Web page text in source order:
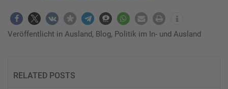
Veröffentlicht in Ausland, Blog, Politik im In- und Ausland
RELATED POSTS